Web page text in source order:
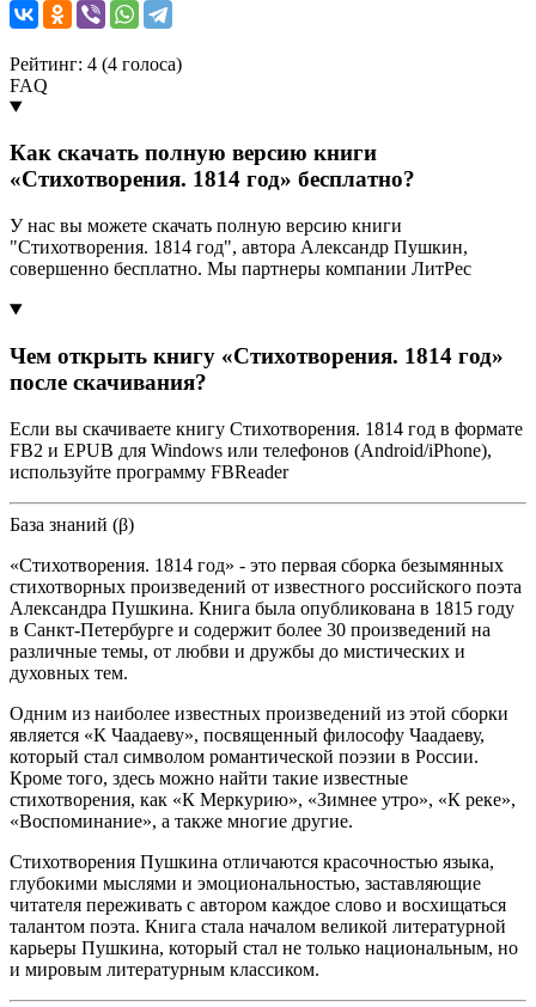
Рейтинг: 4 (4 голоса)
FAQ
Как скачать полную версию книги
«Стихотворения. 1814 год» бесплатно?
У нас вы можете скачать полную версию книги
"Стихотворения. 1814 год", автора Александр Пушкин,
совершенно бесплатно. Мы партнеры компании ЛитРес
Чем открыть книгу «Стихотворения. 1814 год»
после скачивания?
Если вы скачиваете книгу Стихотворения. 1814 год в формате
FB2 и EPUB для Windows или телефонов (Android/iPhone),
используйте программу FBReader
База знаний (β)
«Стихотворения. 1814 год» - это первая сборка безымянных
стихотворных произведений от известного российского поэта
Александра Пушкина. Книга была опубликована в 1815 году
в Санкт-Петербурге и содержит более 30 произведений на
различные темы, от любви и дружбы до мистических и
духовных тем.
Одним из наиболее известных произведений из этой сборки
является «К Чаадаеву», посвященный философу Чаадаеву,
который стал символом романтической поэзии в России.
Кроме того, здесь можно найти такие известные
стихотворения, как «К Меркурию», «Зимнее утро», «К реке»,
«Воспоминание», а также многие другие.
Стихотворения Пушкина отличаются красочностью языка,
глубокими мыслями и эмоциональностью, заставляющие
читателя переживать с автором каждое слово и восхищаться
талантом поэта. Книга стала началом великой литературной
карьеры Пушкина, который стал не только национальным, но
и мировым литературным классиком.